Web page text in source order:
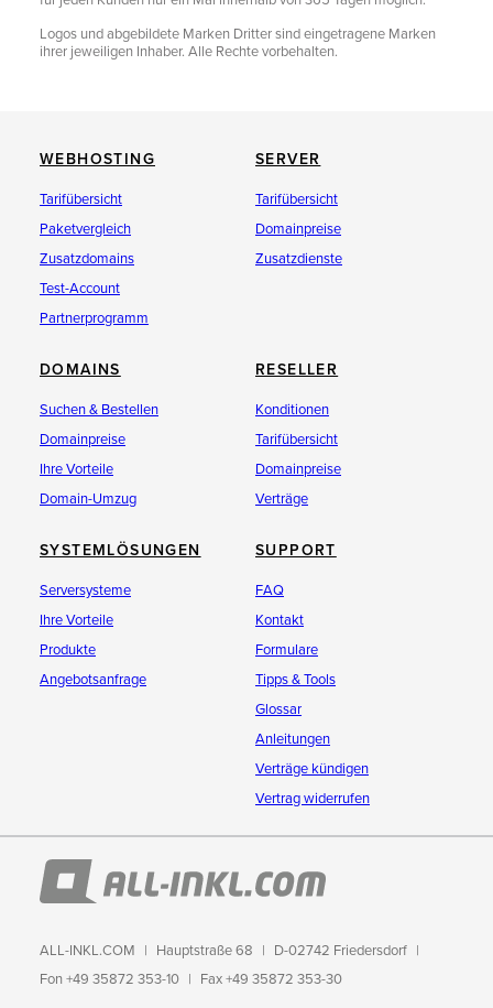
Logos und abgebildete Marken Dritter sind eingetragene Marken
ihrer jeweiligen Inhaber. Alle Rechte vorbehalten.
WEBHOSTING
Tarifübersicht
Paketvergleich
Zusatzdomains
Test-Account
Partnerprogramm
SERVER
Tarifübersicht
Domainpreise
Zusatzdienste
DOMAINS
Suchen & Bestellen
Domainpreise
Ihre Vorteile
Domain-Umzug
RESELLER
Konditionen
Tarifübersicht
Domainpreise
Verträge
SYSTEMLÖSUNGEN
Serversysteme
Ihre Vorteile
Produkte
Angebotsanfrage
SUPPORT
FAQ
Kontakt
Formulare
Tipps & Tools
Glossar
Anleitungen
Verträge kündigen
Vertrag widerrufen
ALL-INKL.COM Hauptstraße 68
D-02742 Friedersdorf
Fon +49 35872 353-10
Fax +49 35872 353-30